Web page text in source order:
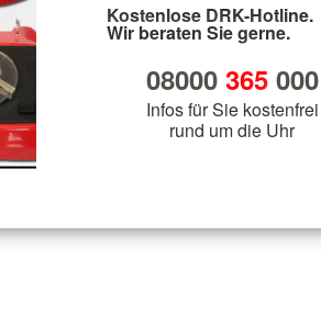
Kostenlose DRK-Hotline.
Wir beraten Sie gerne.
08000 365000
Infos für Sie kostenfrei
rund um die Uhr